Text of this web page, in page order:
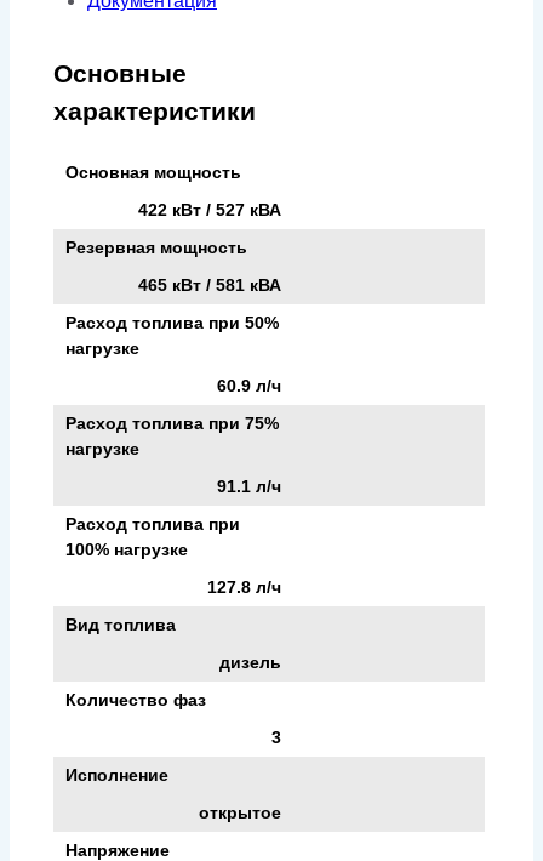
Основные
характеристики
Основная мощность
422 кВт / 527 кВА
Резервная мощность
465 кВт / 581 кВА
Расход топлива при 50%
нагрузке
60.9 л/ч
Расход топлива при 75%
нагрузке
91.1 л/ч
Расход топлива при
100% нагрузке
127.8 л/ч
Вид топлива
дизель
Количество фаз
3
Исполнение
открытое
Напряжение